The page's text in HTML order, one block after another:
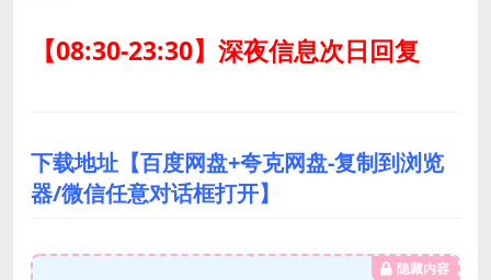
【08:30-23:30】深夜信息次日回复
下载地址【百度网盘+夸克网盘-复制到浏览
器/微信任意对话框打开】
隐藏内容